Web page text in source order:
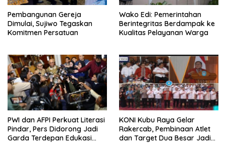
Pembangunan Gereja
Dimulai, Sujiwo Tegaskan
Komitmen Persatuan
Wako Edi: Pemerintahan
Berintegritas Berdampak ke
Kualitas Pelayanan Warga
PWI dan AFPI Perkuat Literasi
Pindar, Pers Didorong Jadi
Garda Terdepan Edukasi
KONI Kubu Raya Gelar
Rakercab, Pembinaan Atlet
dan Target Dua Besar Jadi